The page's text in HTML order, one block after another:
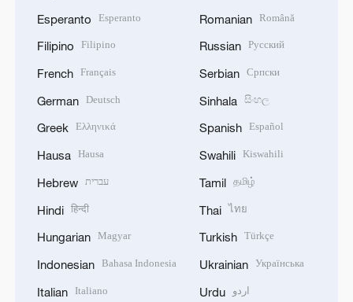
Esperanto Esperanto
Filipino Filipino
French Français
German Deutsch
Greek Ελληνικά
Hausa Hausa
Hebrew עברית
Hindi हिन्दी
Hungarian Magyar
Indonesian Bahasa Indonesia
Italian Italiano
Romanian Română
Russian Русский
Serbian Српски
Sinhala සිංහල
Spanish Español
Swahili Kiswahili
Tamil தமிழ்
Thai ไทย
Turkish Türkçe
Ukrainian Українська
Urdu اردو